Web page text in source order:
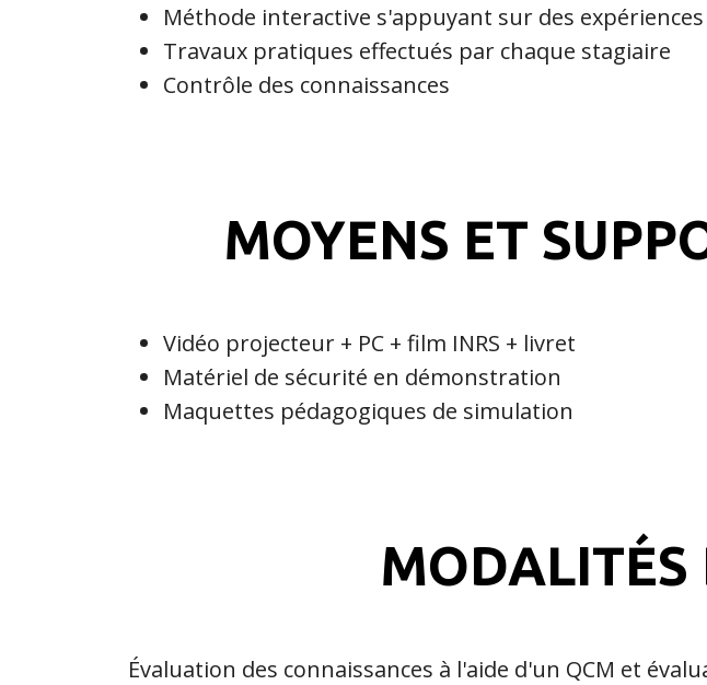
Méthode interactive s'appuyant sur des expériences
Travaux pratiques effectués par chaque stagiaire
Contrôle des connaissances
MOYENS ET
Vidéo projecteur + PC + film INRS + livret
Matériel de sécurité en démonstration
Maquettes pédagogiques de simulation
MODALITÉS
Évaluation des connaissances à l'aide d'un QCM et